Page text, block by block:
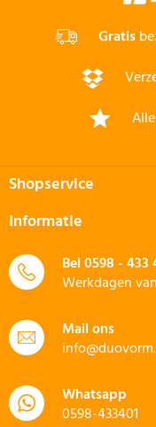
Gratis
Shopservice
Informatie
Bel0598 - 433
Werkdagen
Mail ons
Whatsapp
0598-433401